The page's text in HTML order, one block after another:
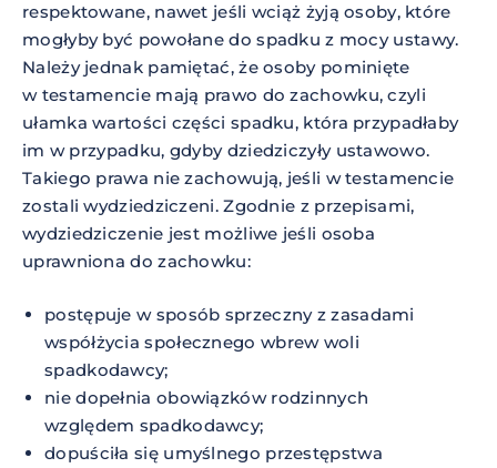
respektowane, nawet jeśli wciąż żyją osoby, które
mogłyby być powołane do spadku z mocy ustawy.
Należy jednak pamiętać, że osoby pominięte
w testamencie mają prawo do zachowku, czyli
ułamka wartości części spadku, która przypadłaby
im w przypadku, gdyby dziedziczyły ustawowo.
Takiego prawa nie zachowują, jeśli w testamencie
zostali wydziedziczeni. Zgodnie z przepisami,
wydziedziczenie jest możliwe jeśli osoba
uprawniona do zachowku:
postępuje w sposób sprzeczny z zasadami
współżycia społecznego wbrew woli
spadkodawcy;
nie dopełnia obowiązków rodzinnych
względem spadkodawcy;
dopuściła się umyślnego przestępstwa